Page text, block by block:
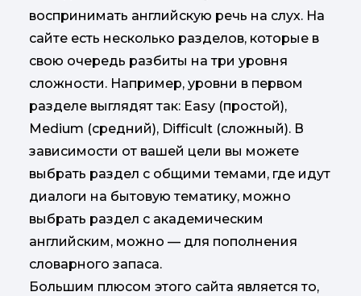
воспринимать английскую речь на слух. На
сайте есть несколько разделов, которые в
свою очередь разбиты на три уровня
сложности. Например, уровни в первом
разделе выглядят так: Easy (простой),
Medium (средний), Difficult (сложный). В
зависимости от вашей цели вы можете
выбрать раздел с общими темами, где идут
диалоги на бытовую тематику, можно
выбрать раздел с академическим
английским, можно — для пополнения
словарного запаса.
Большим плюсом этого сайта является то,